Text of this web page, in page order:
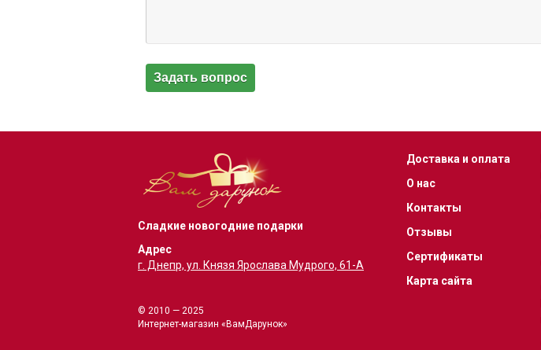
Сладкие новогодние подарки
Адрес
г. Днепр, ул. Князя Ярослава Мудрого, 61-А
© 2010 — 2025
Интернет-магазин «ВамДарунок»
Доставка и оплата
О нас
Контакты
Отзывы
Сертификаты
Карта сайта